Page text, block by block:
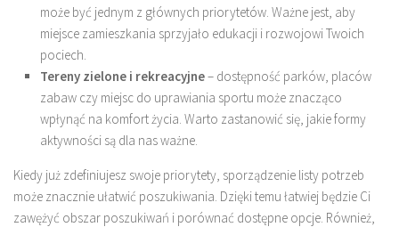
może być jednym z głównych priorytetów. Ważne jest, aby
miejsce zamieszkania sprzyjało edukacji i rozwojowi Twoich
pociech.
Tereny zielone i rekreacyjne– dostępność parków, placów
zabaw czy miejsc do uprawiania sportu może znacząco
wpłynąć na komfort życia. Warto zastanowić się, jakie formy
aktywności są dla nas ważne.
Kiedy już zdefiniujesz swoje priorytety, sporządzenie listy potrzeb
może znacznie ułatwić poszukiwania. Dzięki temu łatwiej będzie Ci
zawężyć obszar poszukiwań i porównać dostępne opcje. Również,